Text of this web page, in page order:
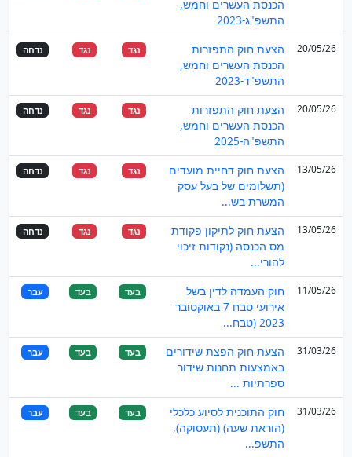
הכנסת העשרים וחמש,
התשפ"ג-2023
20/05/26
הצעת חוק התפזרות
הכנסת העשרים וחמש,
התשפ"ד-2023
נגד נגד נדחה
20/05/26
הצעת חוק התפזרות
הכנסת העשרים וחמש,
התשפ"ה-2025
נגד נגד נדחה
13/05/26
הצעת חוק דחיית מועדים
(תשלומים של בעל עסק
המשרת בש...
נגד נגד נדחה
13/05/26
הצעת חוק לתיקון פקודת
מס הכנסה (נקודות זיכוי
להורי...
נגד נגד נדחה
11/05/26
חוק העמדה לדין בשל
אירועי טבח 7 באוקטובר
2023 (טבח...
בעד בעד עבר
31/03/26
הצעת חוק הפצת שידורים
באמצעות תחנות שידור
ספרתיות ...
בעד בעד עבר
31/03/26
חוק התוכנית לסיוע כלכלי
(הוראת שעה) (תעסוקה),
התשפ...
בעד בעד עבר